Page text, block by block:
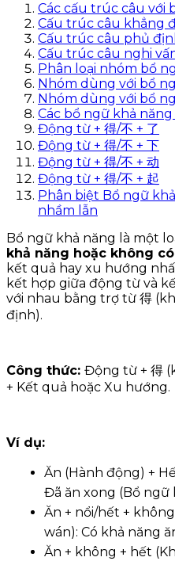
Các cấu trúc câu với
Cấu trúc câu khẳng
Cấu trúc câu phủ
Cấu trúc câu nghi
Phân loại nhóm bổ
Nhóm dùng với bổ
Nhóm dùng với bổ
Các bổ ngữ khả
Động từ + 得/不 + 了
Động từ + 得/不 + 下
Động từ + 得/不 + 动
Động từ + 得/不 + 起
Phân biệt Bổ ngữ
nhầm lẫn
Bổ ngữ khả năng là một
khả năng hoặc không
kết quả hay xu hướng
kết hợp giữa động từ và
với nhau bằng trợ từ 得
định).
Công thức: Động từ + 得
+ Kết quả hoặc Xu hướng.
Ví dụ:
Ăn (Hành động) +
Đã ăn xong (Bổ ngữ
Ăn + nổi/hết +
wán): Có khả năng
Ăn + không + hết